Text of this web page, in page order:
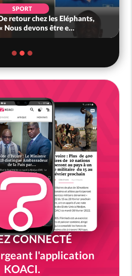
SPORT
retour chez les Eléphants,
Nous devons être e...
CONNECTÉ
l'application
KOACI.